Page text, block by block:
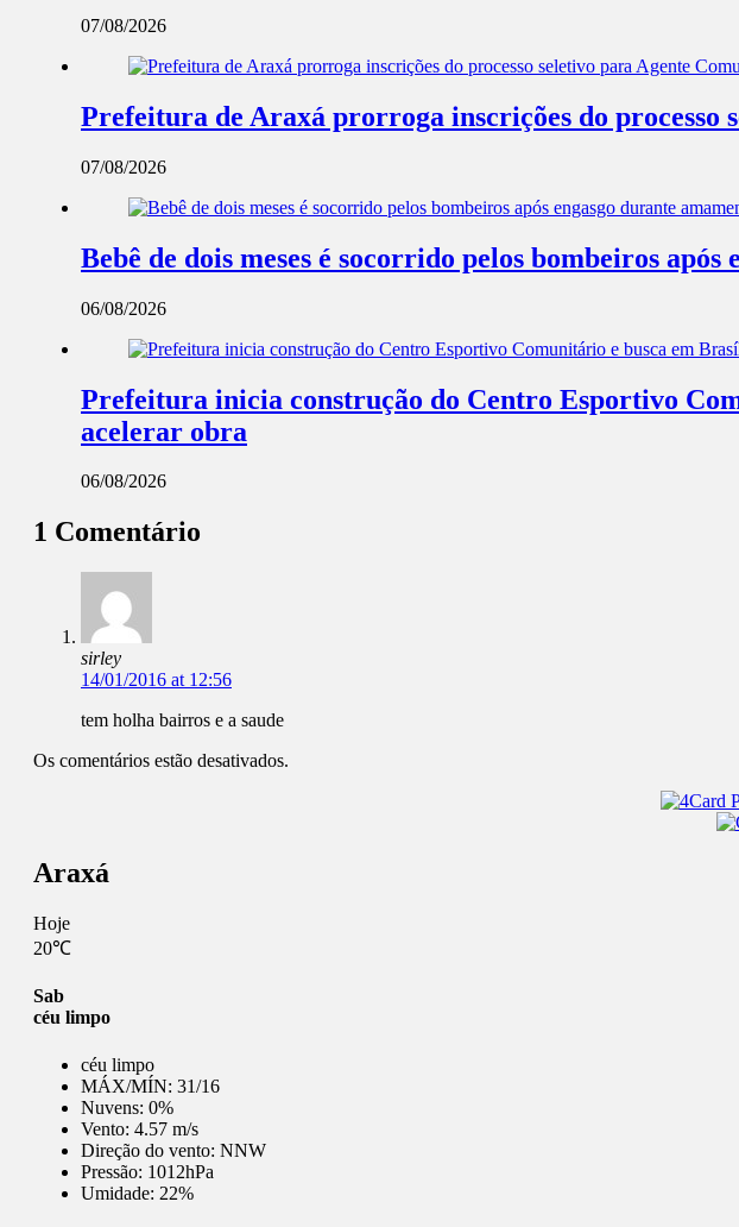
07/08/2026
Prefeitura de Araxá prorroga inscrições do processo
07/08/2026
Bebê de dois meses é socorrido pelos bombeiros
06/08/2026
Prefeitura inicia construção do Centro Esportivo
acelerar obra
06/08/2026
1 Comentário
sirley
14/01/2016 at 12:56
tem holha bairros e a saude
Os comentários estão desativados.
Araxá
Hoje
20℃
Sab
céu limpo
céu limpo
MÁX/MÍN: 31/16
Nuvens: 0%
Vento: 4.57 m/s
Direção do vento: NNW
Pressão: 1012hPa
Umidade: 22%